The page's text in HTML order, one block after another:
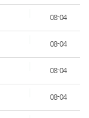
08-04
08-04
08-04
08-04